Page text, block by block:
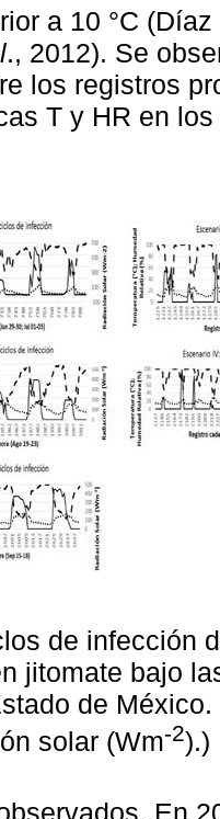
a 10 °C (Díaz
., 2012). Se
los registros
T y HR en
de infección
jitomate bajo
de
solar (Wm-2).)
En